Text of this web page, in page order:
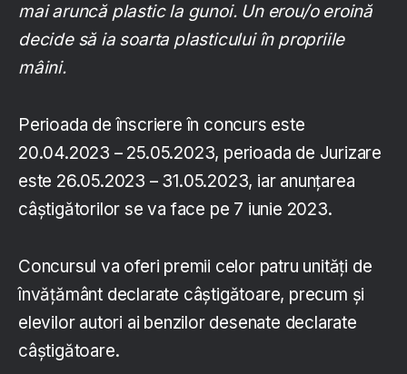
mai aruncă plastic la gunoi. Un erou/o eroină
decide să ia soarta plasticului în propriile
mâini.
Perioada de înscriere în concurs este
20.04.2023 – 25.05.2023, perioada de Jurizare
este 26.05.2023 – 31.05.2023, iar anunțarea
câştigătorilor se va face pe 7 iunie 2023.
Concursul va oferi premii celor patru unităţi de
învăţământ declarate câştigătoare, precum şi
elevilor autori ai benzilor desenate declarate
câştigătoare.